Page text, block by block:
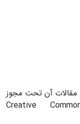
مقالات آن تحت مجوز
Creative